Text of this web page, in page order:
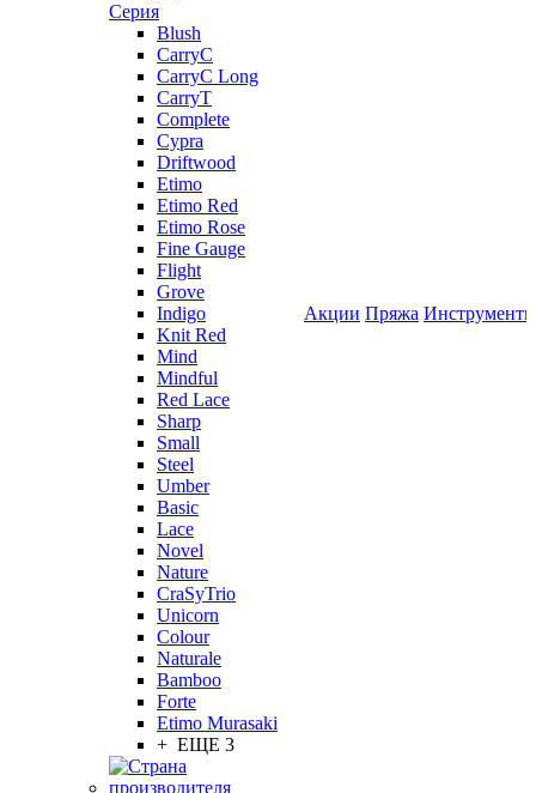
Серия
Blush
CarryC
CarryC Long
CarryT
Complete
Cypra
Driftwood
Etimo
Etimo Red
Etimo Rose
Fine Gauge
Flight
Grove
Indigo
Knit Red
Mind
Mindful
Red Lace
Sharp
Small
Steel
Umber
Basic
Lace
Novel
Nature
CraSyTrio
Unicorn
Colour
Naturale
Bamboo
Forte
Etimo Murasaki
+ ЕЩЕ 3
Акции Пряжа Инструменты